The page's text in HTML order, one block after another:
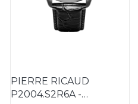
PIERRE RICAUD
P2004.S2R6A -